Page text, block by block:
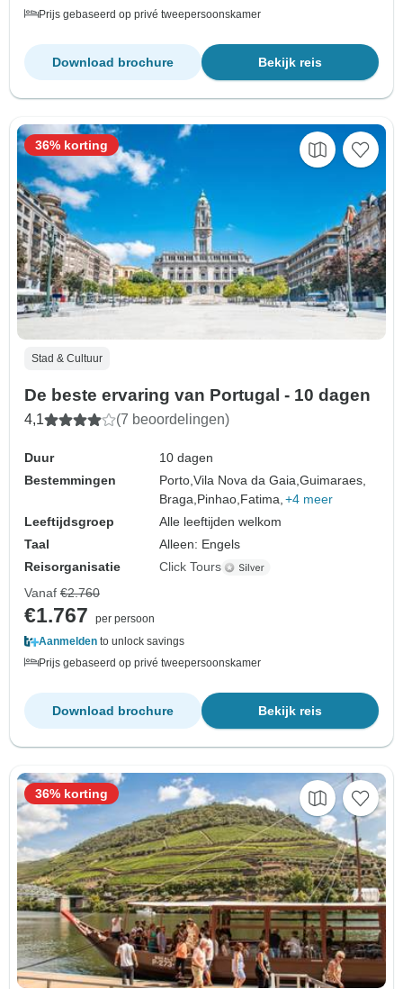
Prijs gebaseerd op privé tweepersoonskamer
Bekijk reis
Download brochure
Stad & Cultuur
De beste ervaring van Portugal - 10 dagen
4,1 (7 beoordelingen)
Duur
10 dagen
Bestemmingen
Porto,Vila Nova da Gaia,Guimaraes,
Braga, Pinhao, Fatima, +4 meer
Leeftijdsgroep
Alle leeftijden welkom
Taal
Alleen: Engels
Reisorganisatie
Click Tours
36% korting
Vanaf €2.760
€1.767
per persoon
Aanmelden to unlock savings
Prijs gebaseerd op privé tweepersoonskamer
Bekijk reis
Download brochure
36% korting